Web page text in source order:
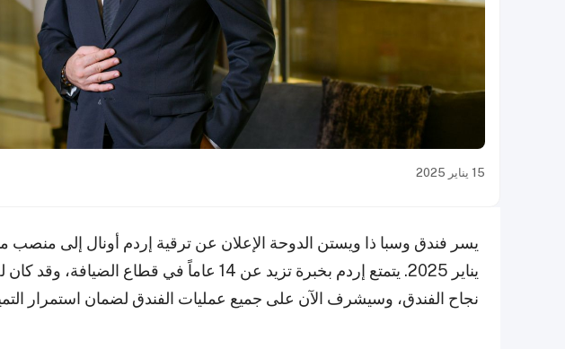
15 يناير 2025
يناير 2025. يتمتع إردم بخبرة تزيد عن 14 عاماً في قطاع
نجاح الفندق، وسيشرف الآن على جميع عمليات الفندق لضمان استمرار